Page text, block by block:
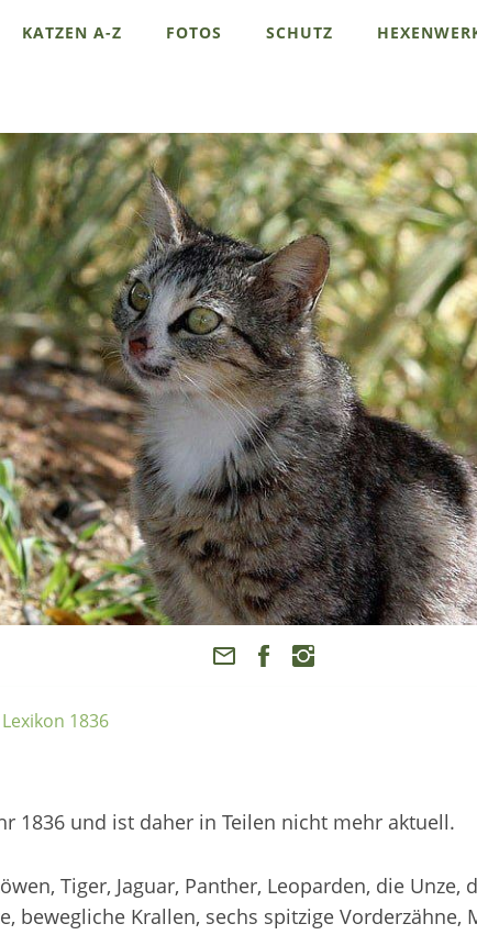
KATZEN A-Z FOTOS SCHUTZ
1836
1836 und ist daher in Teilen nicht mehr aktuell.
Tiger, Jaguar, Panther, Leoparden, die Unze,
bewegliche Krallen, sechs spitzige Vorderzähne,